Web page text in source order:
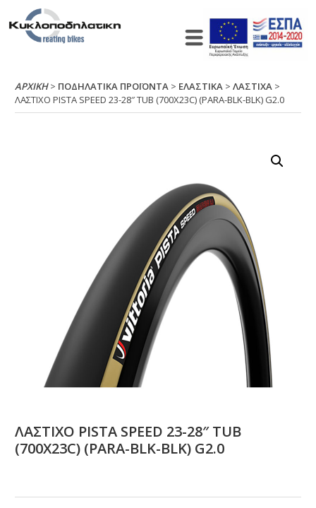
ΑΡΧΙΚΉ> ΠΟΔΗΛΑΤΙΚΑ ΠΡΟΪΟΝΤΑ > ΕΛΑΣΤΙΚΑ >ΛΑΣΤΙΧΑ >
ΛΑΣΤΙΧΟ ΡΙSΤΑ SΡΕΕD 23-28″ ΤUΒ (700Χ23C) (ΡΑRΑ-ΒLΚ-ΒLΚ) G2.0
ΛΑΣΤΙΧΟ ΡΙSΤΑ SΡΕΕD 23-28″ ΤUΒ
(700Χ23C) (ΡΑRΑ-ΒLΚ-ΒLΚ) G2.0